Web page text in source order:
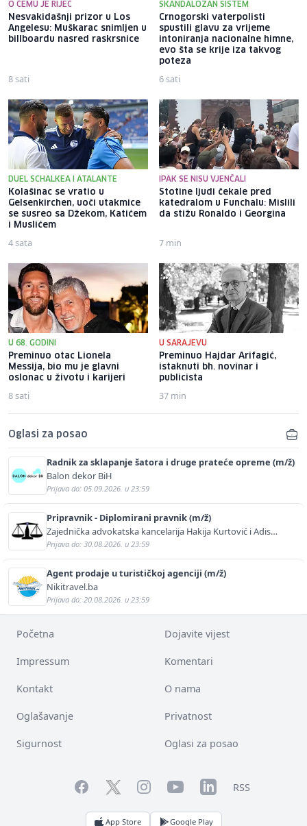
O ČEMU JE RIJEČ
Nesvakidašnji prizor u Los
Angelesu: Muškarac snimljen u
billboardu nasred raskrsnice
8 sati
SKANDALOZAN SISTEM
Crnogorski vaterpolisti
spustili glavu za vrijeme
intoniranja nacionalne himne,
evo šta se krije iza takvog
poteza
6 sati
DUEL SCHALKEA I ATALANTE
Kolašinac se vratio u
Gelsenkirchen, uoči utakmice
se susreo sa Džekom, Katićem
i Muslićem
4 sata
IPAK SE NISU VJENČALI
Stotine ljudi čekale pred
katedralom u Funchalu: Mislili
da stižu Ronaldo i Georgina
7 min
U 68. GODINI
Preminuo otac Lionela
Messija, bio mu je glavni
oslonac u životu i karijeri
8 sati
U SARAJEVU
Preminuo Hajdar Arifagić,
istaknuti bh. novinar i
publicista
37 min
Oglasi za posao
Radnik za sklapanje šatora i druge prateće opreme (m/ž)
Balon dekor BiH
Prijava do: 05.09.2026. u 23:59
Pripravnik - Diplomirani pravnik (m/ž)
Zajednička advokatska kancelarija Hakija Kurtović i Adis
Kurtović
Prijava do: 30.08.2026. u 23:59
Agent prodaje u turističkoj agenciji (m/ž)
Nikitravel.ba
Prijava do: 20.08.2026. u 23:59
Početna Dojavite vijest
Impressum Komentari
Kontakt O nama
Oglašavanje Privatnost
Sigurnost Oglasi za posao
FacebookTwitterInstagramYouTubeLinkedInRSS
App Store Google Play